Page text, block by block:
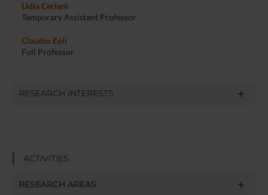
Lidia Ceriani
Temporary Assistant Professor
Claudio Zoli
Full Professor
RESEARCH INTERESTS
ACTIVITIES
RESEARCH AREAS